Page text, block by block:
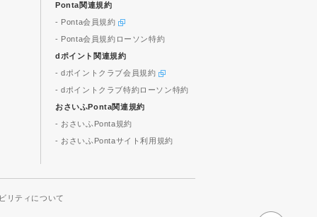
Ponta関連規約
- Ponta会員規約
- Ponta会員規約ローソン特約
dポイント関連規約
- dポイントクラブ会員規約
- dポイントクラブ特約ローソン特約
おさいふPonta関連規約
- おさいふPonta規約
- おさいふPontaサイト利用規約
リティについて